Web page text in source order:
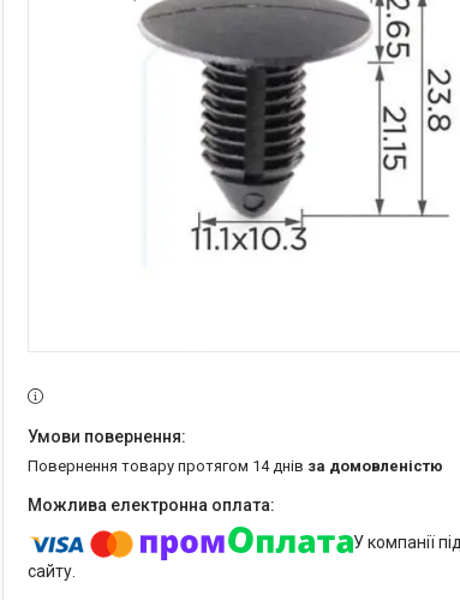
повернення товару протягом 14 днів за домовленістю
У компанії
сайту.